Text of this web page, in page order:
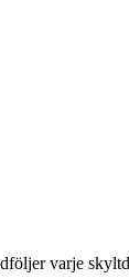
varje